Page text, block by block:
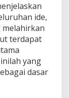
ide,
melahirkan
terdapat
yang
dasar